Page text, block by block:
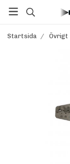
Startsida / Övrigt